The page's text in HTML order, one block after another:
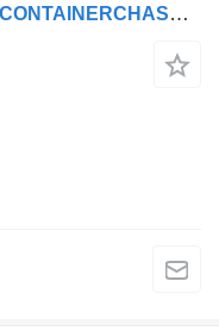
Pacton TE3 | 3 AXLE SAF DISC | CONTAINERCHASSIS | MULTI | ALL CONNECTIO